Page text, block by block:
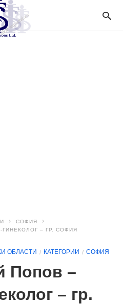
СОФИЯ
– ГР. СОФИЯ
ОБЛАСТИ КАТЕГОРИИ СОФИЯ
Попов –
– гр.